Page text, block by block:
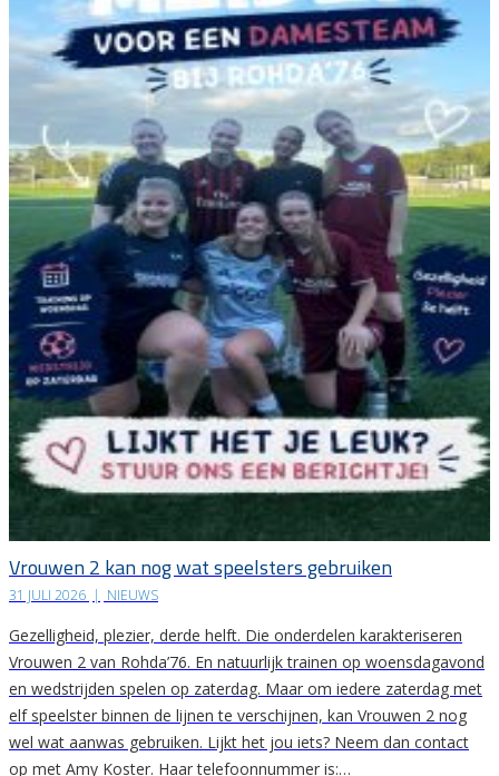
Vrouwen 2 kan nog wat speelsters gebruiken
31 JULI 2026 | NIEUWS
Gezelligheid, plezier, derde helft. Die onderdelen karakteriseren
Vrouwen 2 van Rohda’76. En natuurlijk trainen op woensdagavond
en wedstrijden spelen op zaterdag. Maar om iedere zaterdag met
elf speelster binnen de lijnen te verschijnen, kan Vrouwen 2 nog
wel wat aanwas gebruiken. Lijkt het jou iets? Neem dan contact
op met Amy Koster. Haar telefoonnummer is:…